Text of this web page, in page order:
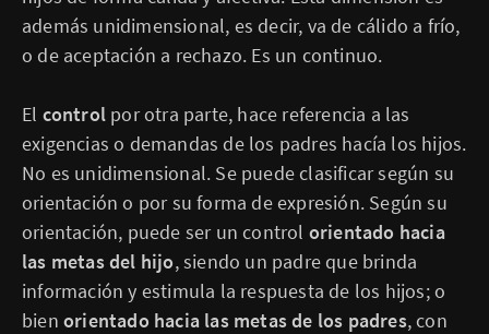
además unidimensional, es decir, va de cálido a frío,
o de aceptación a rechazo. Es un continuo.
El control por otra parte, hace referencia a las
exigencias o demandas de los padres hacía los hijos.
No es unidimensional. Se puede clasificar según su
orientación o por su forma de expresión. Según su
orientación, puede ser un control orientado hacia
las metas del hijo, siendo un padre que brinda
información y estimula la respuesta de los hijos; o
bien orientado hacia las metas de los padres, con